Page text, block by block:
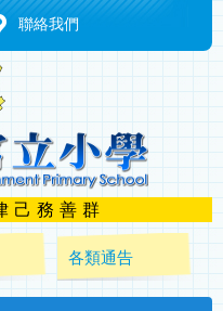
聯絡我們
己務善群
各類通告